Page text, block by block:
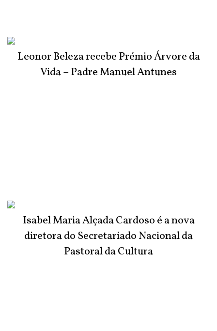
Leonor Beleza recebe Prémio Árvore da
Vida – Padre Manuel Antunes
Isabel Maria Alçada Cardoso é a nova
diretora do Secretariado Nacional da
Pastoral da Cultura